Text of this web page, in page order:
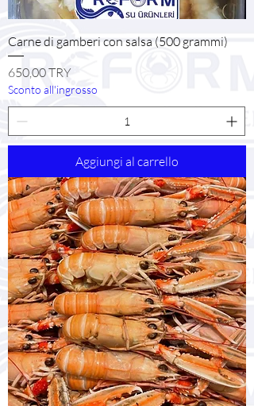
Carne di gamberi con salsa (500 grammi)
Prezzo
650,00 TRY
Sconto all'ingrosso
Aggiungi al carrello